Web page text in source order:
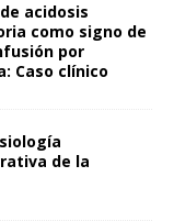
acidosis
como signo de
por
Caso clínico
de la